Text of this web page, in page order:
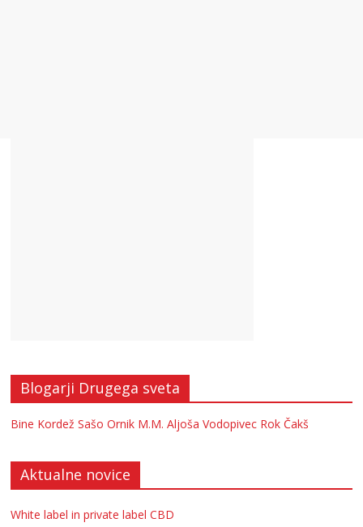
Blogarji Drugega sveta
Bine Kordež Sašo Ornik M.M. Aljoša Vodopivec Rok Čakš
Aktualne novice
White label in private label CBD